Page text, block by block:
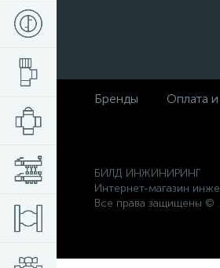
Бренды Оплата
БИЛД ИНЖИНИРИНГ
Интернет-магазин
Все права защищены ©